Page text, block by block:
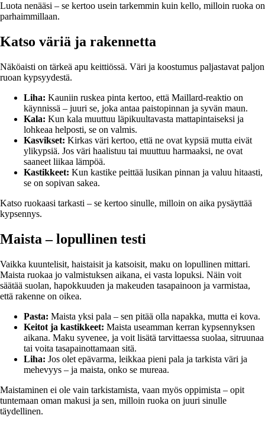
Luota nenääsi – se kertoo usein tarkemmin kuin kello, milloin ruoka on
parhaimmillaan.
Katso väriä ja rakennetta
Näköaisti on tärkeä apu keittiössä. Väri ja koostumus paljastavat paljon
ruoan kypsyydestä.
Liha: Kauniin ruskea pinta kertoo, että Maillard-reaktio on
käynnissä – juuri se, joka antaa paistopinnan ja syvän maun.
Kala: Kun kala muuttuu läpikuultavasta mattapintaiseksi ja
lohkeaa helposti, se on valmis.
Kasvikset: Kirkas väri kertoo, että ne ovat kypsiä mutta eivät
ylikypsiä. Jos väri haalistuu tai muuttuu harmaaksi, ne ovat
saaneet liikaa lämpöä.
Kastikkeet: Kun kastike peittää lusikan pinnan ja valuu hitaasti,
se on sopivan sakea.
Katso ruokaasi tarkasti – se kertoo sinulle, milloin on aika pysäyttää
kypsennys.
Maista – lopullinen testi
Vaikka kuuntelisit, haistaisit ja katsoisit, maku on lopullinen mittari.
Maista ruokaa jo valmistuksen aikana, ei vasta lopuksi. Näin voit
säätää suolan, hapokkuuden ja makeuden tasapainoon ja varmistaa,
että rakenne on oikea.
Pasta: Maista yksi pala – sen pitää olla napakka, mutta ei kova.
Keitot ja kastikkeet: Maista useamman kerran kypsennyksen
aikana. Maku syvenee, ja voit lisätä tarvittaessa suolaa, sitruunaa
tai voita tasapainottamaan sitä.
Liha: Jos olet epävarma, leikkaa pieni pala ja tarkista väri ja
mehevyys – ja maista, onko se mureaa.
Maistaminen ei ole vain tarkistamista, vaan myös oppimista – opit
tuntemaan oman makusi ja sen, milloin ruoka on juuri sinulle
täydellinen.